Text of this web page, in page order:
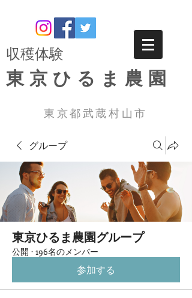
​収穫体験
東京ひるま農園
東京都武蔵村山市
グループ
東京ひるま農園グループ
公開 · 196名のメンバー
参加する